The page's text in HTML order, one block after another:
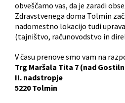
obveščamo vas, da je zaradi
Zdravstvenega doma Tolmin
nadomestno lokacijo tudi
(tajništvo, računovodstvo in
V času prenove smo vam na
Trg Maršala Tita 7 (nad
II. nadstropje
5220 Tolmin